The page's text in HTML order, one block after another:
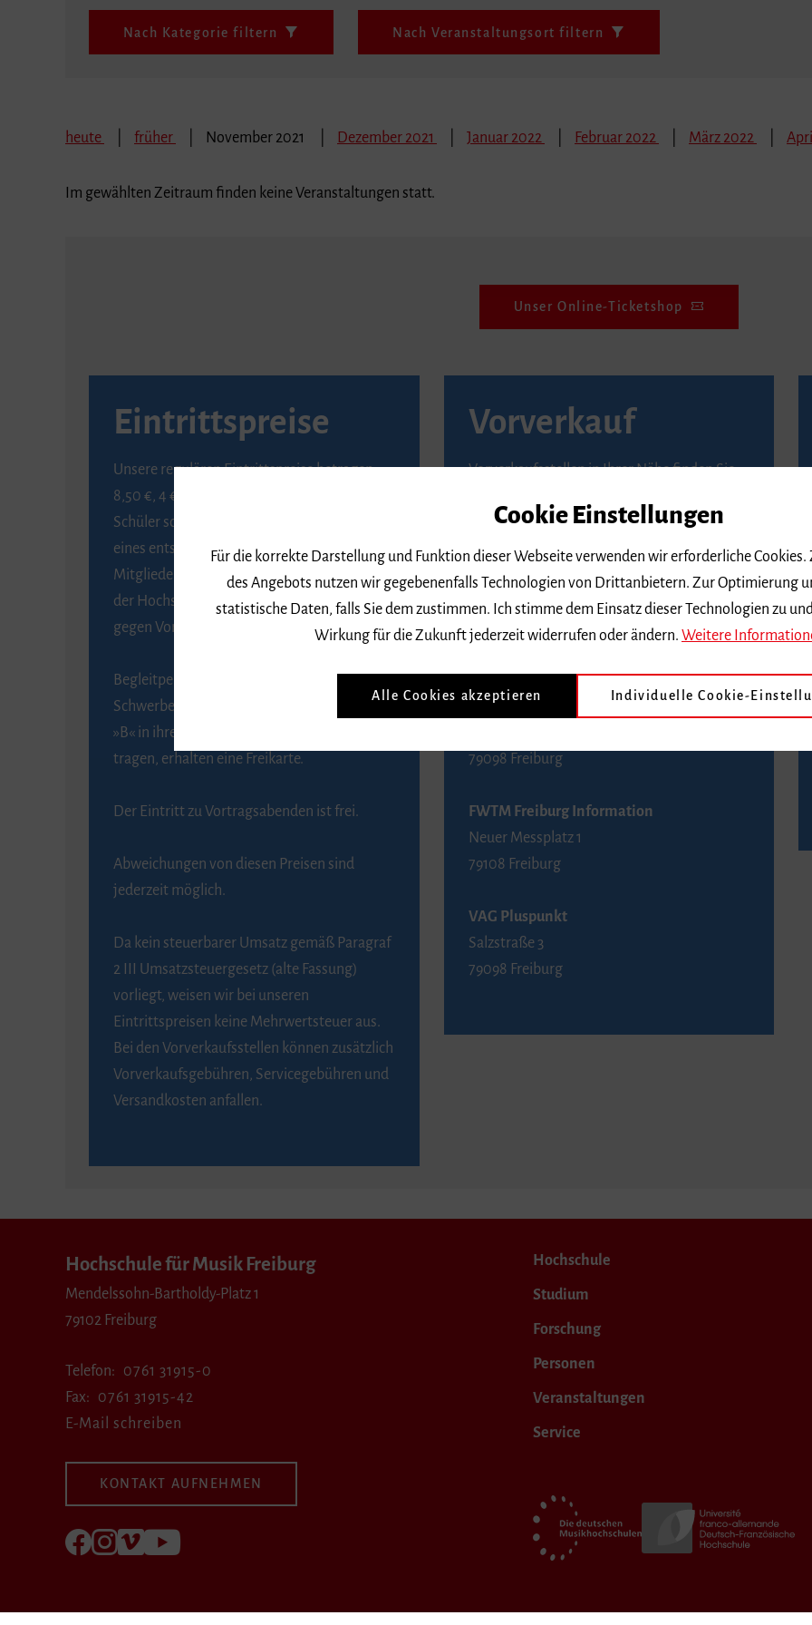
Nach Kategorie filtern Nach Veranstaltungsort filtern
heute früher November 2021 Dezember 2021 Januar 2022 Februar 2022 März 2022
Im gewählten Zeitraum finden keine Veranstaltungen statt.
Unser Online-Ticketshop
Eintrittspreise
Unsere regulären Eintrittspreise betragen
8,50 €, 4 € ermäßigt für Schülerinnen und
Schüler sowie Studierende gegen Vorlage
eines entsprechenden Nachweises, 6 € für
Mitglieder der Gesellschaft zur Förderung
der Hochschule für Musik Freiburg e. V.
gegen Vorlage des Mitgliedsausweises.
Begleitpersonen von Menschen mit
Schwerbehinderung, die das Merkzeichen
»B« in ihrem Schwerbehindertenausweis
tragen, erhalten eine Freikarte.
Der Eintritt zu Vortragsabenden ist frei.
Abweichungen von diesen Preisen sind
jederzeit möglich.
Da kein steuerbarer Umsatz gemäß Paragraf
2 III Umsatzsteuergesetz (alte Fassung)
vorliegt, weisen wir bei unseren
Eintrittspreisen keine Mehrwertsteuer aus.
Bei den Vorverkaufsstellen können zusätzlich
Vorverkaufsgebühren, Servicegebühren und
Versandkosten anfallen.
Vorverkauf
Vorverkaufsstellen in Ihrer Nähe finden Sie
79098 Freiburg
bis drei Tage vor einem Konzert möglich)
FWTM Tourist-Information
79098 Freiburg
FWTM Freiburg Information
Neuer Messplatz 1
79108 Freiburg
VAG Pluspunkt
Salzstraße 3
79098 Freiburg
Hochschule für Musik Freiburg
Mendelssohn-Bartholdy-Platz 1
79102 Freiburg
Telefon
0761 31915-0
Fax
0761 31915-42
E-Mail schreiben
KONTAKT AUFNEHMEN
Folgen Sie uns auf Facebook
Folgen Sie uns auf Instagram
Besuchen Sie uns bei Vimeo
Besuchen Sie uns bei youtube
Hochschule
Studium
Forschung
Personen
Veranstaltungen
Service
Cookie Einstellungen
Für die korrekte Darstellung und Funktion dieser Webseite verwenden wir erforderliche
des Angebots nutzen wir gegebenenfalls Technologien von Drittanbietern. Zur Optimierung
statistische Daten, falls Sie dem zustimmen. Ich stimme dem Einsatz dieser Technologien zu
Wirkung für die Zukunft jederzeit widerrufen oder ändern.